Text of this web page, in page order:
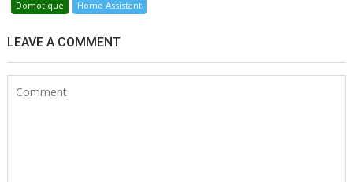
Domotique Home Assistant
LEAVE A COMMENT